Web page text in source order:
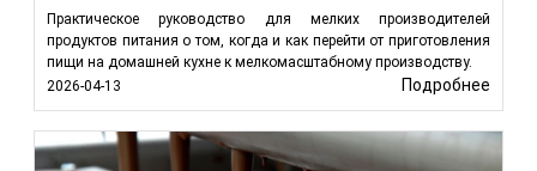
Практическое руководство для мелких производителей
продуктов питания о том, когда и как перейти от приготовления
пищи на домашней кухне к мелкомасштабному производству.
2026-04-13
Подробнее